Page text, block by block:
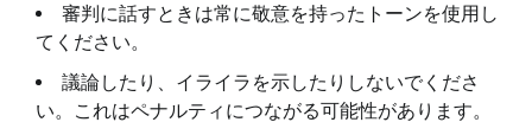
審判に話すときは常に敬意を持ったトーンを使用し
てください。
議論したり、イライラを示したりしないでくださ
い。これはペナルティにつながる可能性があります。